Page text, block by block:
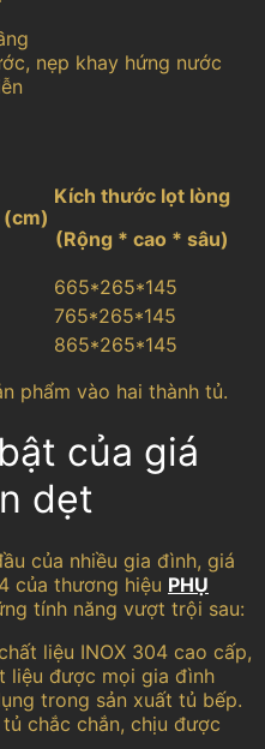
nẹp khay hứng nước
Kích thước lọt lòng
(Rộng * cao * sâu)
665*265*145
765*265*145
865*265*145
phẩm vào hai thành tủ.
của giá
dẹt
của nhiều gia đình, giá
của thương hiệu PHỤ
tính năng vượt trội sau:
liệu INOX 304 cao cấp,
liệu được mọi gia đình
trong sản xuất tủ bếp.
chắc chắn, chịu được